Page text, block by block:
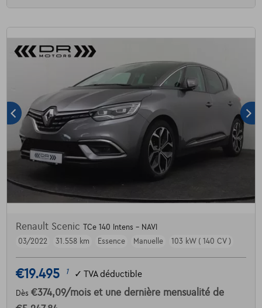
Renault Scenic
TCe 140 Intens - NAVI
03/2022
31.558 km Essence Manuelle 103 kW ( 140 CV )
€19.495 1 ✓ TVA déductible
Dès €374,09/mois et une dernière mensualité de